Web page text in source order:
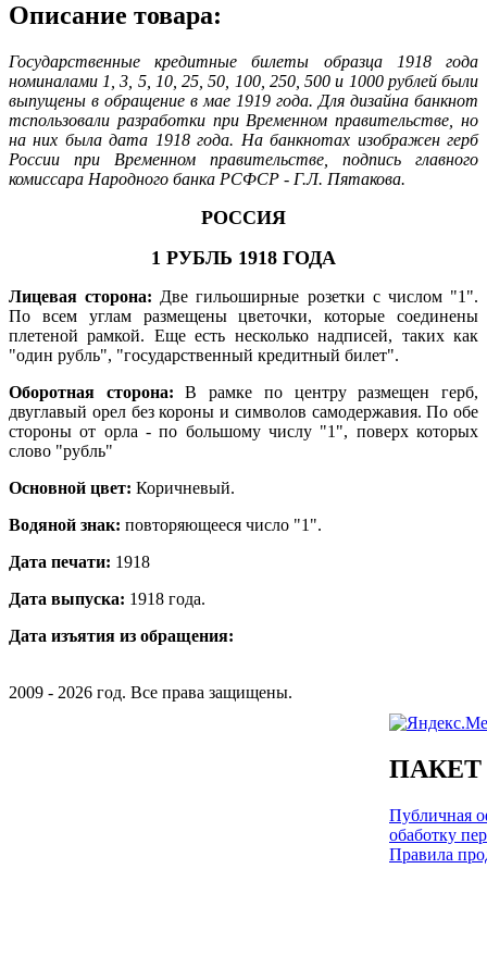
Описание товара:
Государственные кредитные билеты образца 1918 года
номиналами 1, 3, 5, 10, 25, 50, 100, 250, 500 и 1000 рублей были
выпущены в обращение в мае 1919 года. Для дизайна банкнот
тспользовали разработки при Временном правительстве, но
на них была дата 1918 года. На банкнотах изображен герб
России при Временном правительстве, подпись главного
комиссара Народного банка РСФСР - Г.Л. Пятакова.
РОССИЯ
1 РУБЛЬ 1918 ГОДА
Лицевая сторона: Две гильоширные розетки с числом "1".
По всем углам размещены цветочки, которые соединены
плетеной рамкой. Еще есть несколько надписей, таких как
"один рубль", "государственный кредитный билет".
Оборотная сторона:В рамке по центру размещен герб,
двуглавый орел без короны и символов самодержавия. По обе
стороны от орла - по большому числу "1", поверх которых
слово "рубль"
Основной цвет: Коричневый.
Водяной знак: повторяющееся число "1".
Дата печати: 1918
Дата выпуска: 1918 года.
Дата изъятия из обращения:
2009 - 2026 год. Все права защищены.
Публичная
обаботку
Правила